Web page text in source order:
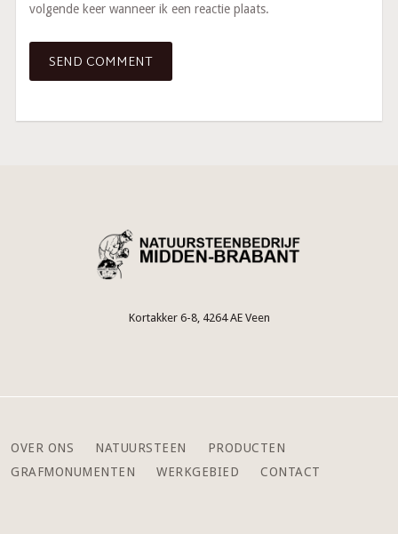
volgende keer wanneer ik een reactie plaats.
Kortakker 6-8, 4264 AE Veen
OVER ONS NATUURSTEEN
PRODUCTEN
GRAFMONUMENTEN
WERKGEBIED CONTACT